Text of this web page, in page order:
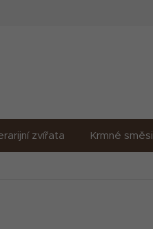
zvířata Krmné směsi